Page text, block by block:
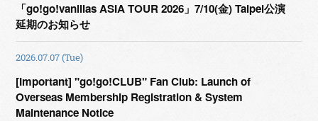
「go!go!vanillas ASIA TOUR 2026」7/10(金) Taipei公演
延期のお知らせ
2026.07.07 (Tue)
[Important] "go!go!CLUB" Fan Club: Launch of
Overseas Membership Registration & System
Maintenance Notice